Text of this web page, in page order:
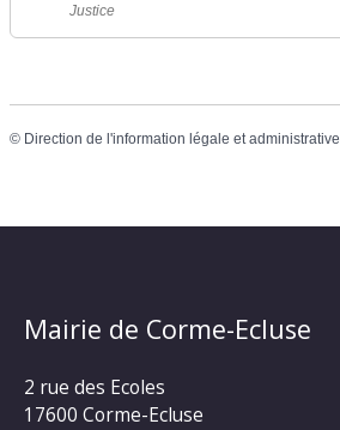
Justice
© Direction de l'information légale et administrative
Mairie de Corme-Ecluse
2 rue des Ecoles
17600 Corme-Ecluse